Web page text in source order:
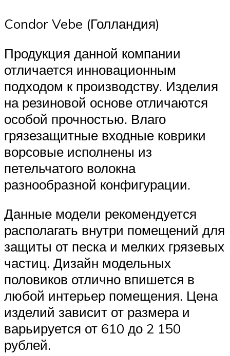
Condor Vebe (Голландия)
Продукция данной компании
отличается инновационным
подходом к производству. Изделия
на резиновой основе отличаются
особой прочностью. Влаго
грязезащитные входные коврики
ворсовые исполнены из
петельчатого волокна
разнообразной конфигурации.
Данные модели рекомендуется
располагать внутри помещений для
защиты от песка и мелких грязевых
частиц. Дизайн модельных
половиков отлично впишется в
любой интерьер помещения. Цена
изделий зависит от размера и
варьируется от 610 до 2 150
рублей.